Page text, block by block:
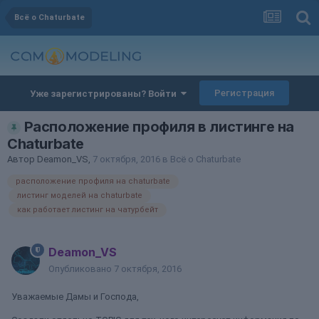
Всё о Chaturbate
Уже зарегистрированы? Войти Регистрация
Расположение профиля в листинге на
Chaturbate
Автор Deamon_VS, 7 октября, 2016 в Всё о Chaturbate
расположение профиля на chaturbate
листинг моделей на chaturbate
как работает листинг на чатурбейт
Deamon_VS
Опубликовано 7 октября, 2016
Уважаемые Дамы и Господа,